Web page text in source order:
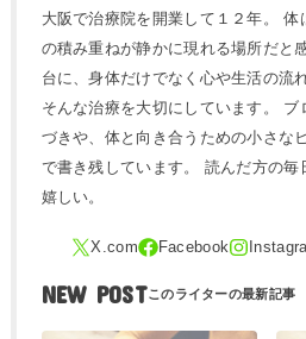
大阪で治療院を開業して１２年。 体
の積み重ねが静かに現れる場所だと
台に、身体だけでなく心や生活の流
そんな治療を大切にしています。
づきや、体と向き合うための小さな
で書き残しています。 読んだ方の
嬉しい。
NEW POST